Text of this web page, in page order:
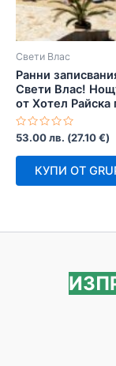
Свети Влас
Ранни
Свети Влас!
от Хотел
Оценено
с
0
53.00лв. (27.10€)
КУПИ ОТ